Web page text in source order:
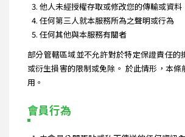
他人未經授權存取或修改您的傳輸或資料
任何第三人就本服務所為之聲明或行為
任何其他與本服務有關者
部分管轄區域並不允許對於特定保證責任的
或衍生損害的限制或免除。 於此情形，本條
用。
會員行為